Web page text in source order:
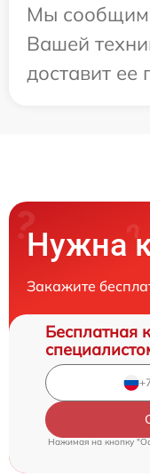
Мы сообщим
Вашей
доставит ее
Нужна
Закажите
Бесплатная
Нажимая на кнопку